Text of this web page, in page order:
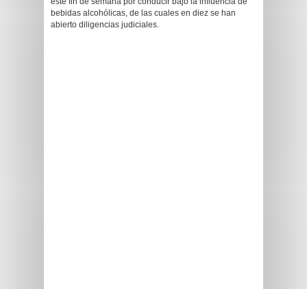
bebidas alcohólicas, de las cuales en diez se han
abierto diligencias judiciales.